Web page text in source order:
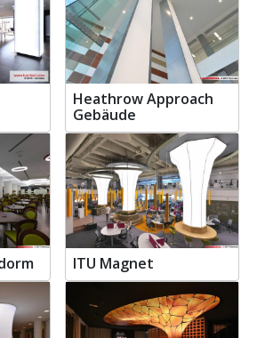
Heathrow Approach
Gebäude
ITU Magnet